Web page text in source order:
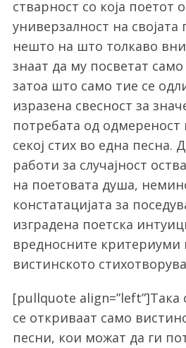
стварност со која поетот
универзалност на својата
нешто на што толкаво
знаат да му посветат
затоа што само тие се
изразена свесност за
потребата од одмереност
секој стих во една песна.
работи за случајност
на поетовата душа,
констатацијата за
изградена поетска
вредносните критериуми
вистинското
[pullquote align=”left”]Така
се откриваат само
песни, кои можат да ги